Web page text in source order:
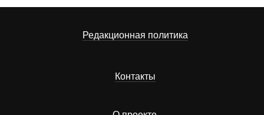
Редакционная политика
Контакты